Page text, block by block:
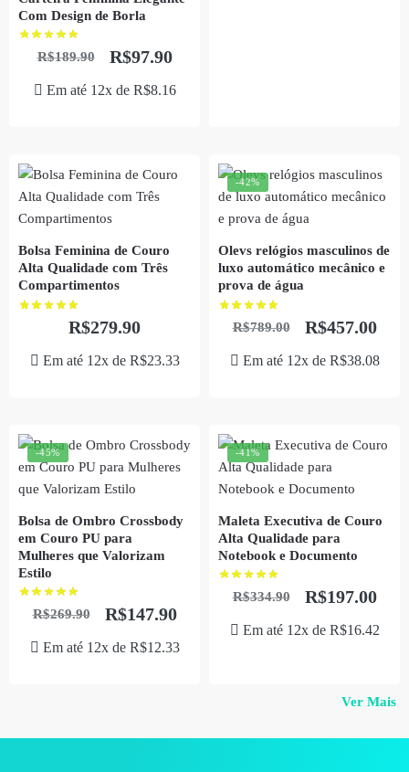
Com Design de Borla
R$189.90 R$97.90
Em até 12x de R$8.16
Bolsa Feminina de Couro
Alta Qualidade com Três
Compartimentos
R$279.90
Em até 12x de R$23.33
-42%
Olevs relógios masculinos de
luxo automático mecânico e
prova de água
R$789.00 R$457.00
Em até 12x de R$38.08
-45%
Bolsa de Ombro Crossbody
em Couro PU para
Mulheres que Valorizam
Estilo
R$269.90 R$147.90
Em até 12x de R$12.33
-41%
Maleta Executiva de Couro
Alta Qualidade para
Notebook e Documento
R$334.90 R$197.00
Em até 12x de R$16.42
Ver Mais